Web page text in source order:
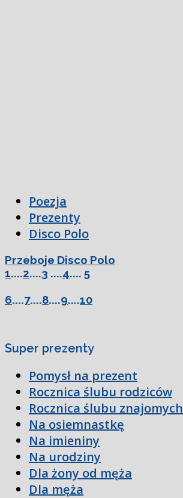
Poezja
Prezenty
Disco Polo
Przeboje Disco Polo
1....2....3 ....4.... 5
6....7....8....9....10
Super prezenty
Pomysł na prezent
Rocznica ślubu rodziców
Rocznica ślubu znajomych
Na osiemnastkę
Na imieniny
Na urodziny
Dla żony od męża
Dla męża